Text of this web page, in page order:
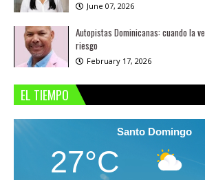
June 07, 2026
Autopistas Dominicanas: cuando la
riesgo
February 17, 2026
EL TIEMPO
Santo Domingo
27°C